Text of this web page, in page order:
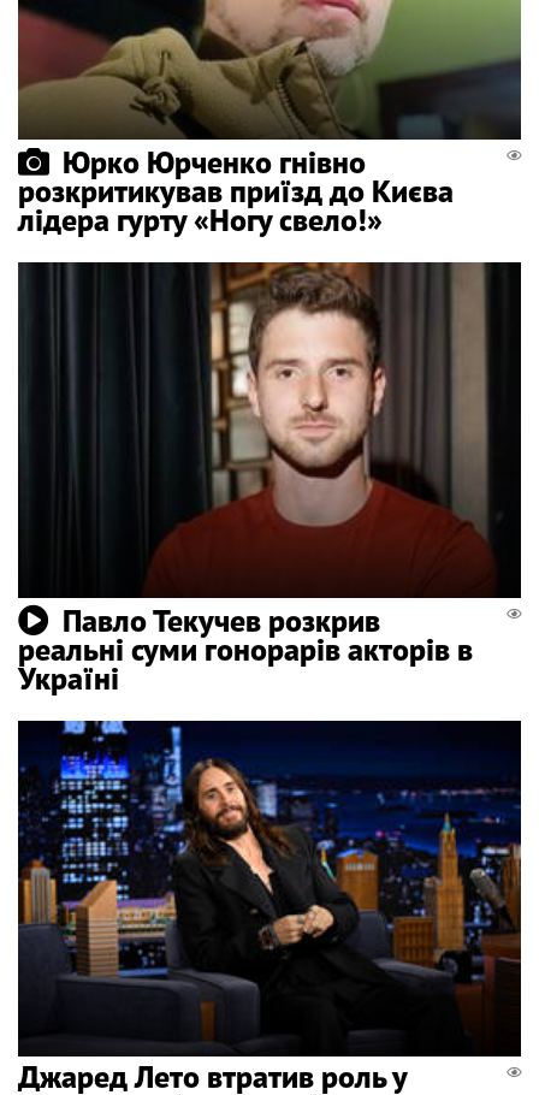
Юрко Юрченко гнівно
розкритикував приїзд до Києва
лідера гурту «Ногу свело!»
Павло Текучев розкрив
реальні суми гонорарів акторів в
Україні
Джаред Лето втратив роль у